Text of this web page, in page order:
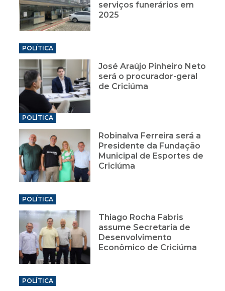
serviços funerários em
2025
POLÍTICA
José Araújo Pinheiro Neto
será o procurador-geral
de Criciúma
POLÍTICA
Robinalva Ferreira será a
Presidente da Fundação
Municipal de Esportes de
Criciúma
POLÍTICA
Thiago Rocha Fabris
assume Secretaria de
Desenvolvimento
Econômico de Criciúma
POLÍTICA